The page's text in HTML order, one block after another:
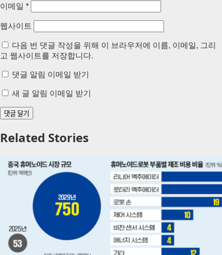
이메일 *
웹사이트
다음 번 댓글 작성을 위해 이 브라우저에 이름, 이메일, 그리
고 웹사이트를 저장합니다.
댓글 알림 이메일 받기
새 글 알림 이메일 받기
Related Stories